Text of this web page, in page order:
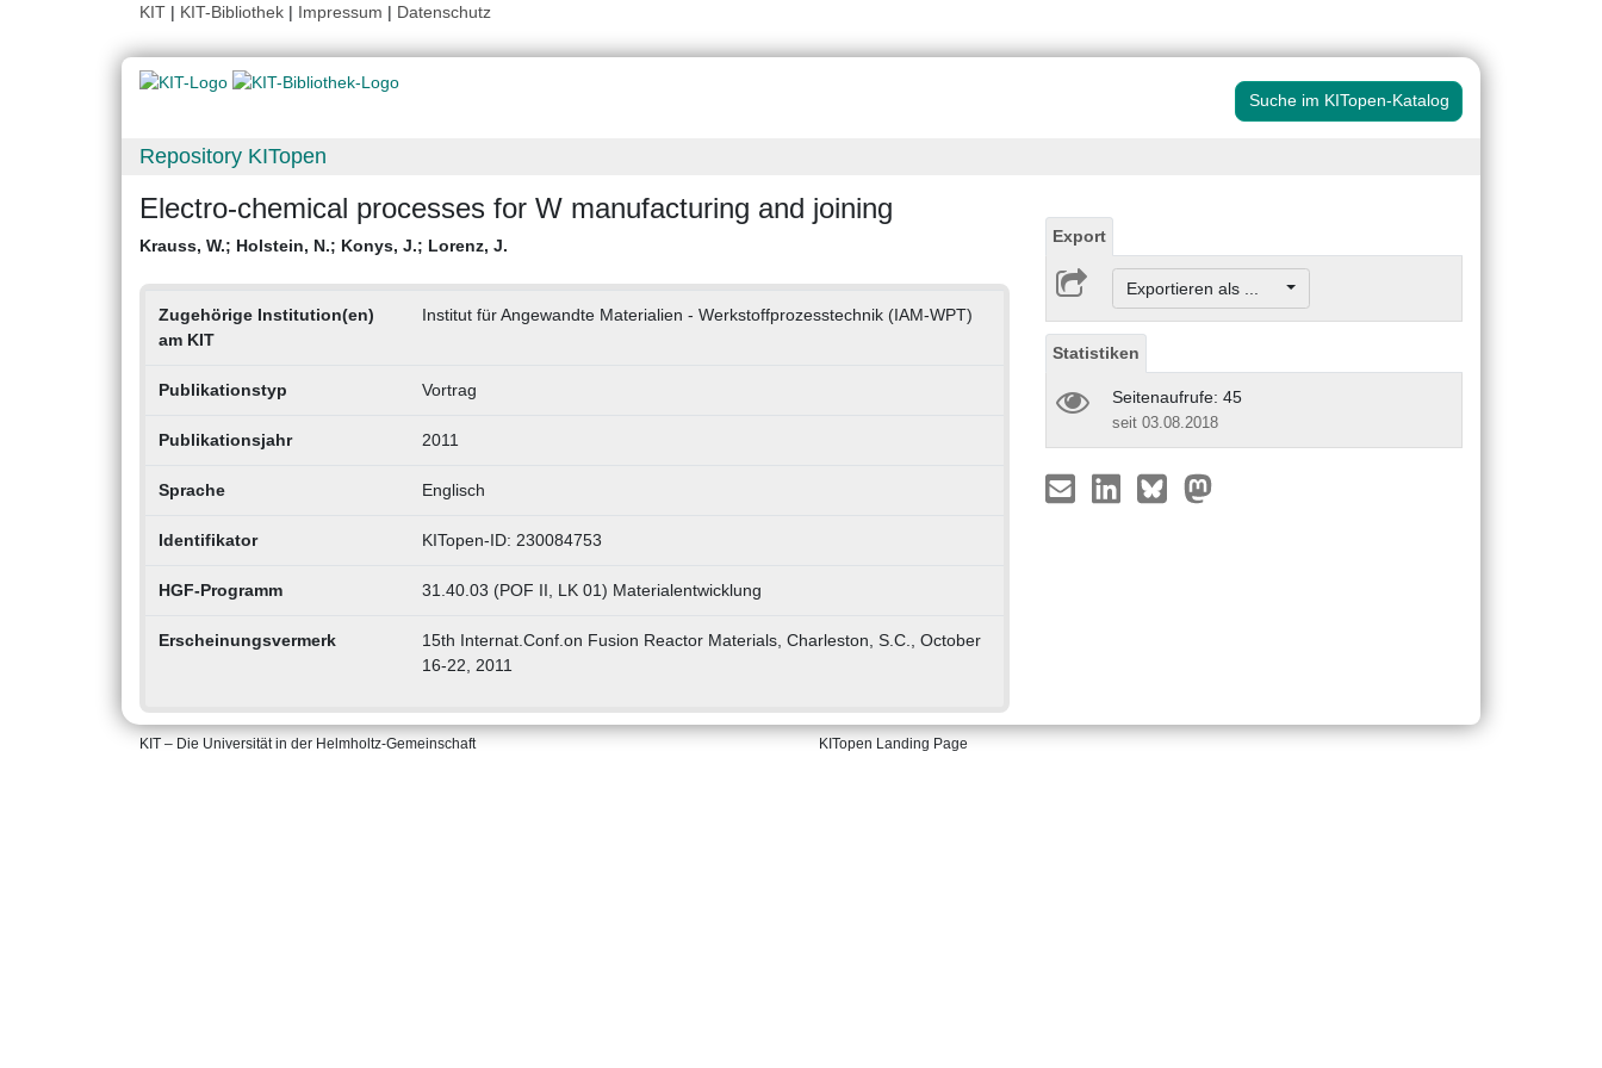
KIT | KIT-Bibliothek | Impressum | Datenschutz
Suche im KITopen-Katalog
Repository KITopen
Electro-chemical processes for W manufacturing and joining
Krauss, W.; Holstein, N.; Konys, J.; Lorenz, J.
Zugehörige Institution(en)
am KIT
Institut für Angewandte Materialien - Werkstoffprozesstechnik (IAM-WPT)
Publikationstyp Vortrag
Publikationsjahr 2011
Sprache Englisch
Identifikator KITopen-ID: 230084753
HGF-Programm 31.40.03 (POF II, LK 01) Materialentwicklung
Erscheinungsvermerk
15th Internat.Conf.on Fusion Reactor Materials, Charleston, S.C., October
16-22, 2011
Export
Exportieren als ...
Statistiken
Seitenaufrufe: 45
seit 03.08.2018
KIT – Die Universität in der Helmholtz-Gemeinschaft KITopen Landing Page